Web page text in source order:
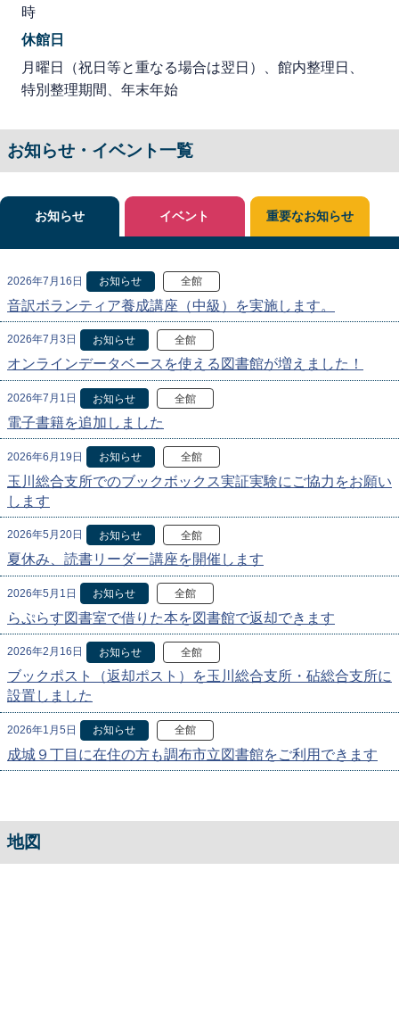
時
休館日
月曜日（祝日等と重なる場合は翌日）、館内整理日、
特別整理期間、年末年始
お知らせ・イベント一覧
お知らせ
2026年7月16日 お知らせ 全館
音訳ボランティア養成講座（中級）を実施します。
2026年7月3日 お知らせ 全館
オンラインデータベースを使える図書館が増えました！
2026年7月1日 お知らせ 全館
電子書籍を追加しました
2026年6月19日 お知らせ 全館
玉川総合支所でのブックボックス実証実験にご協力をお願い
します
2026年5月20日 お知らせ 全館
夏休み、読書リーダー講座を開催します
2026年5月1日 お知らせ 全館
らぷらす図書室で借りた本を図書館で返却できます
2026年2月16日 お知らせ 全館
ブックポスト（返却ポスト）を玉川総合支所・砧総合支所に
設置しました
2026年1月5日 お知らせ 全館
成城９丁目に在住の方も調布市立図書館をご利用できます
イベント 重要なお知らせ
地図